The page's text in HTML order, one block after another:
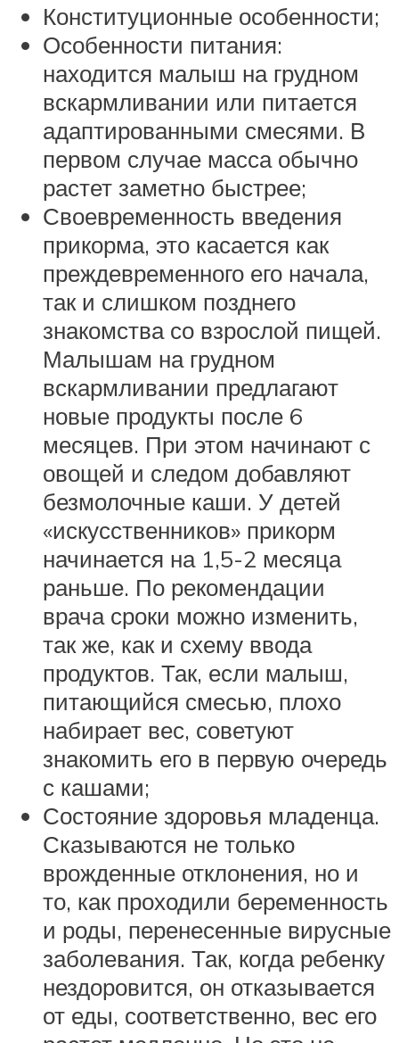
Конституционные особенности;
Особенности питания:
находится малыш на грудном
вскармливании или питается
адаптированными смесями. В
первом случае масса обычно
растет заметно быстрее;
Своевременность введения
прикорма, это касается как
преждевременного его начала,
так и слишком позднего
знакомства со взрослой пищей.
Малышам на грудном
вскармливании предлагают
новые продукты после 6
месяцев. При этом начинают с
овощей и следом добавляют
безмолочные каши. У детей
«искусственников» прикорм
начинается на 1,5-2 месяца
раньше. По рекомендации
врача сроки можно изменить,
так же, как и схему ввода
продуктов. Так, если малыш,
питающийся смесью, плохо
набирает вес, советуют
знакомить его в первую очередь
с кашами;
Состояние здоровья младенца.
Сказываются не только
врожденные отклонения, но и
то, как проходили беременность
и роды, перенесенные вирусные
заболевания. Так, когда ребенку
нездоровится, он отказывается
от еды, соответственно, вес его